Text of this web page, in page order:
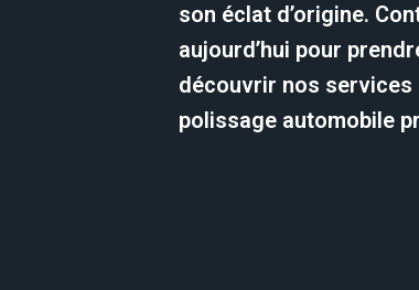
son éclat d’origine.
aujourd’hui pour
découvrir nos services
polissage automobile